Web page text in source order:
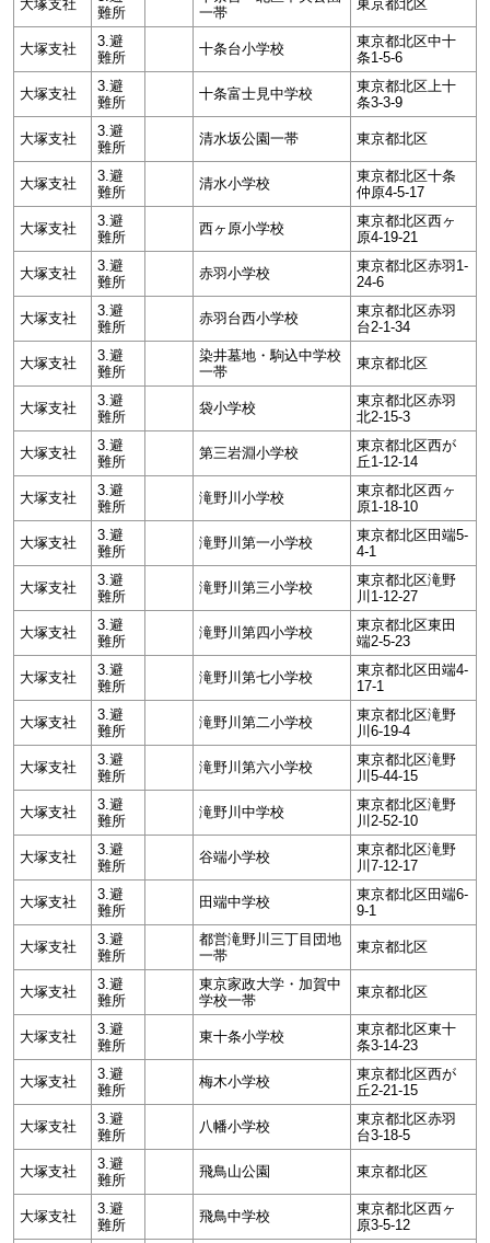
大塚支社
難所
一帯
東京都北区
大塚支社
3.避
難所
十条台小学校
東京都北区中十
条1-5-6
大塚支社
3.避
難所
十条富士見中学校
東京都北区上十
条3-3-9
大塚支社
3.避
難所
清水坂公園一帯 東京都北区
大塚支社
3.避
難所
清水小学校
東京都北区十条
仲原4-5-17
大塚支社
3.避
難所
西ヶ原小学校
東京都北区西ヶ
原4-19-21
大塚支社
3.避
難所
赤羽小学校
東京都北区赤羽1-
24-6
大塚支社
3.避
難所
赤羽台西小学校
東京都北区赤羽
台2-1-34
大塚支社
3.避
難所
染井墓地・駒込中学校
一帯
東京都北区
大塚支社
3.避
難所
袋小学校
東京都北区赤羽
北2-15-3
大塚支社
3.避
難所
第三岩淵小学校
東京都北区西が
丘1-12-14
大塚支社
3.避
難所
滝野川小学校
東京都北区西ヶ
原1-18-10
大塚支社
3.避
難所
滝野川第一小学校
東京都北区田端5-
4-1
大塚支社
3.避
難所
滝野川第三小学校
東京都北区滝野
川1-12-27
大塚支社
3.避
難所
滝野川第四小学校
東京都北区東田
端2-5-23
大塚支社
3.避
難所
滝野川第七小学校
東京都北区田端4-
17-1
大塚支社
3.避
難所
滝野川第二小学校
東京都北区滝野
川6-19-4
大塚支社
3.避
難所
滝野川第六小学校
東京都北区滝野
川5-44-15
大塚支社
3.避
難所
滝野川中学校
東京都北区滝野
川2-52-10
大塚支社
3.避
難所
谷端小学校
東京都北区滝野
川7-12-17
大塚支社
3.避
難所
田端中学校
東京都北区田端6-
9-1
大塚支社
3.避
難所
都営滝野川三丁目団地
一帯
東京都北区
大塚支社
3.避
難所
東京家政大学・加賀中
学校一帯
東京都北区
大塚支社
3.避
難所
東十条小学校
東京都北区東十
条3-14-23
大塚支社
3.避
難所
梅木小学校
東京都北区西が
丘2-21-15
大塚支社
3.避
難所
八幡小学校
東京都北区赤羽
台3-18-5
大塚支社
3.避
難所
飛鳥山公園 東京都北区
大塚支社
3.避
難所
飛鳥中学校
東京都北区西ヶ
原3-5-12